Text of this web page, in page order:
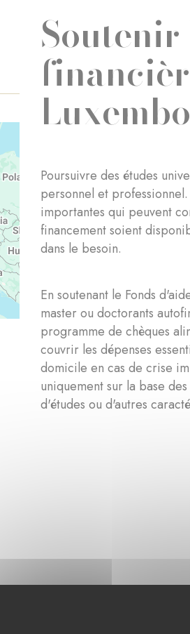
Poursuivre des études
personnel et
importantes qui peuvent
financement soient
dans le besoin.
En soutenant le Fonds
master ou doctorants
programme de chèques
couvrir les dépenses
domicile en cas de crise
uniquement sur la base
d'études ou d'autres